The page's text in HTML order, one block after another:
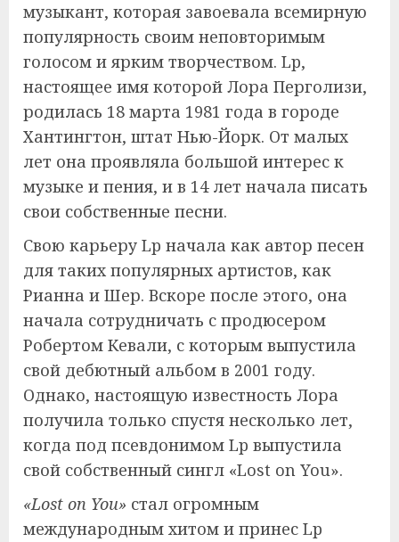
музыкант, которая завоевала всемирную
популярность своим неповторимым
голосом и ярким творчеством. Lp,
настоящее имя которой Лора Перголизи,
родилась 18 марта 1981 года в городе
Хантингтон, штат Нью-Йорк. От малых
лет она проявляла большой интерес к
музыке и пения, и в 14 лет начала писать
свои собственные песни.
Свою карьеру Lp начала как автор песен
для таких популярных артистов, как
Рианна и Шер. Вскоре после этого, она
начала сотрудничать с продюсером
Робертом Кевали, с которым выпустила
свой дебютный альбом в 2001 году.
Однако, настоящую известность Лора
получила только спустя несколько лет,
когда под псевдонимом Lp выпустила
свой собственный сингл «Lost on You».
«Lost on You» стал огромным
международным хитом и принес Lp